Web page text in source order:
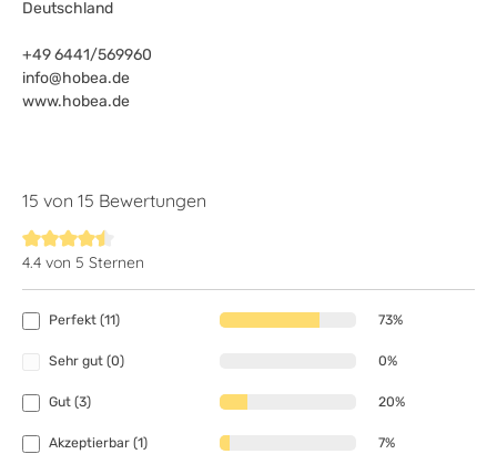
Deutschland
+49 6441/569960
info@hobea.de
www.hobea.de
15 von 15 Bewertungen
Durchschnittliche Bewertung von 4.4 von 5 Sternen
4.4 von 5 Sternen
Perfekt (11) 73%
Sehr gut (0) 0%
Gut (3) 20%
Akzeptierbar (1) 7%